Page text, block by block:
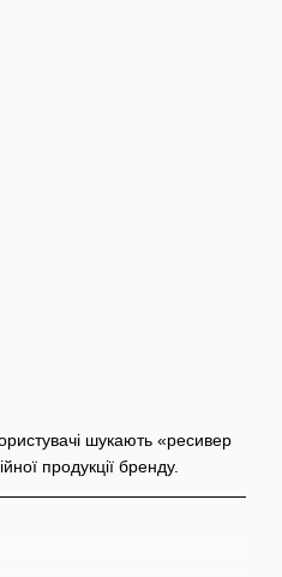
шукають «ресивер
продукції бренду.
та енергоефективного
додаток.
контенту